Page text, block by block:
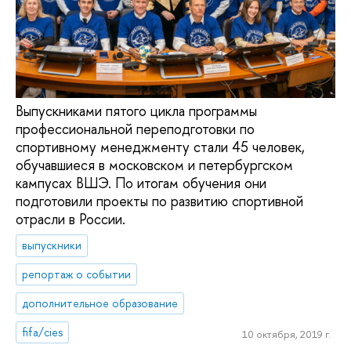
Выпускниками пятого цикла программы
профессиональной переподготовки по
спортивному менеджменту стали 45 человек,
обучавшиеся в московском и петербургском
кампусах ВШЭ. По итогам обучения они
подготовили проекты по развитию спортивной
отрасли в России.
выпускники
репортаж о событии
дополнительное образование
fifa/cies
10 октября, 2019 г.